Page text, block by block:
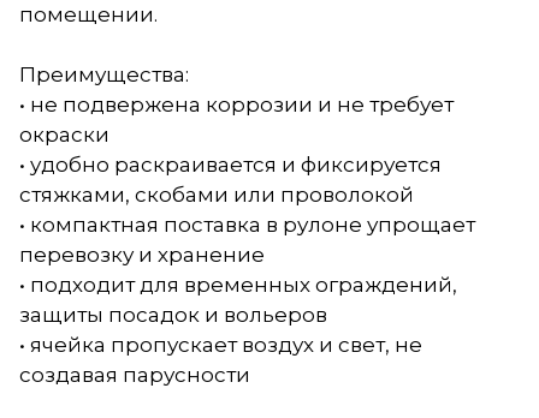
помещении.
Преимущества:
• не подвержена коррозии и не требует
окраски
• удобно раскраивается и фиксируется
стяжками, скобами или проволокой
• компактная поставка в рулоне упрощает
перевозку и хранение
• подходит для временных ограждений,
защиты посадок и вольеров
• ячейка пропускает воздух и свет, не
создавая парусности